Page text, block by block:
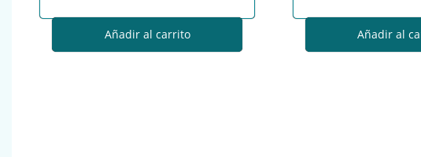
Añadir al carrito Añadir al